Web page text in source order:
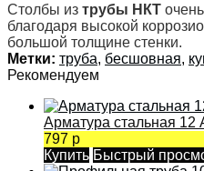
Столбы из трубы НКТ
благодаря высокой
большой толщине стенки.
Метки: труба, бесшовная,
Рекомендуем
Арматура стальная 12
797 р
Купить Быстрый